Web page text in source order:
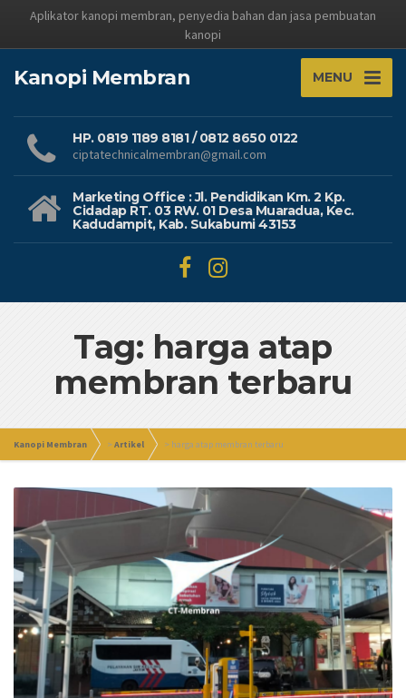
Aplikator kanopi membran, penyedia bahan dan jasa pembuatan
kanopi
Kanopi Membran MENU
HP. 0819 1189 8181 / 0812 8650 0122
ciptatechnicalmembran@gmail.com
Marketing Office : Jl. Pendidikan Km. 2 Kp.
Cidadap RT. 03 RW. 01 Desa Muaradua, Kec.
Kadudampit, Kab. Sukabumi 43153
Tag: harga atap
membran terbaru
Kanopi Membran >Artikel > harga atap membran terbaru